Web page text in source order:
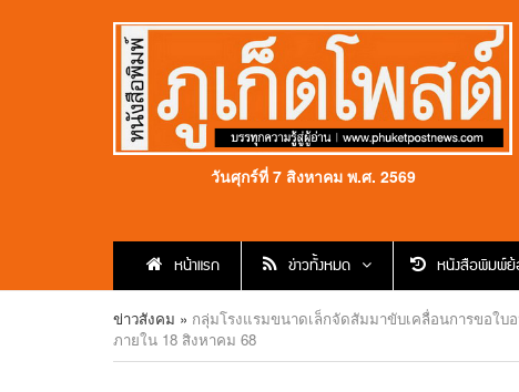
วันศุกร์ที่ 7 สิงหาคม พ.ศ. 2569
หน้าแรก ข่าวทั้งหมด หนังสือพิมพ์
ข่าวสังคม » กลุ่มโรงแรมขนาดเล็กจัดสัมมาขับเคลื่อนการขอใ
ภายใน 18 สิงหาคม 68